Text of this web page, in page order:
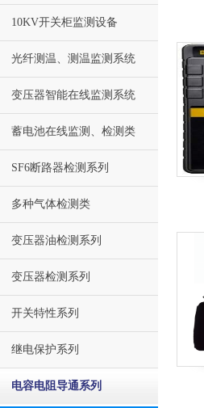
10KV开关柜监测设备
光纤测温、测温监测系统
变压器智能在线监测系统
蓄电池在线监测、检测类
SF6断路器检测系列
多种气体检测类
变压器油检测系列
变压器检测系列
开关特性系列
继电保护系列
电容电阻导通系列